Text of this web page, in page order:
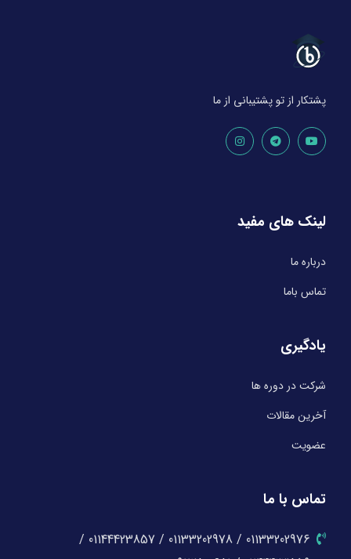
پشتکار از تو پشتیبانی از ما
لینک های مفید
درباره ما
تماس باما
یادگیری
شرکت در دوره ها
آخرین مقالات
عضویت
تماس با ما
01133202976 / 01133202978 / 01144423857 /